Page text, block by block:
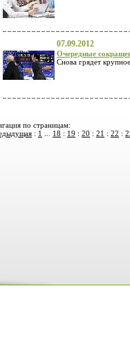
07.09.2012
Очередные
Снова грядет
по страницам:
: 1 18 : 19 : 20 : 21 : 22 :